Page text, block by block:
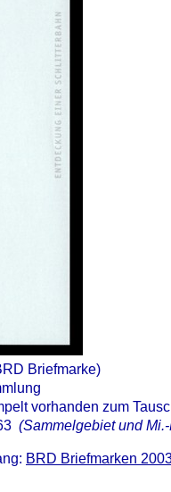
Briefmarke)
(Sammelgebiet und Mi.-
BRD Briefmarken